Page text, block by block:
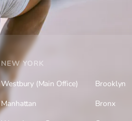
NEW YORK
Westbury (Main Office)
Manhattan
Brooklyn
Bronx